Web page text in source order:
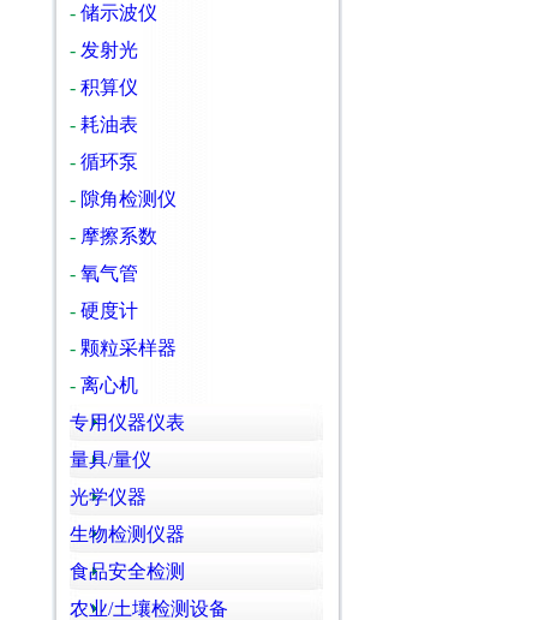
- 储示波仪
- 发射光
- 积算仪
- 耗油表
- 循环泵
- 隙角检测仪
- 摩擦系数
- 氧气管
- 硬度计
- 颗粒采样器
- 离心机
专用仪器仪表
量具/量仪
光学仪器
生物检测仪器
食品安全检测
农业/土壤检测设备